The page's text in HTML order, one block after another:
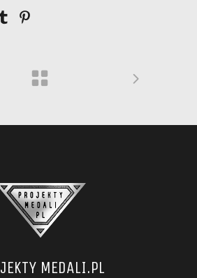
MEDALI.PL